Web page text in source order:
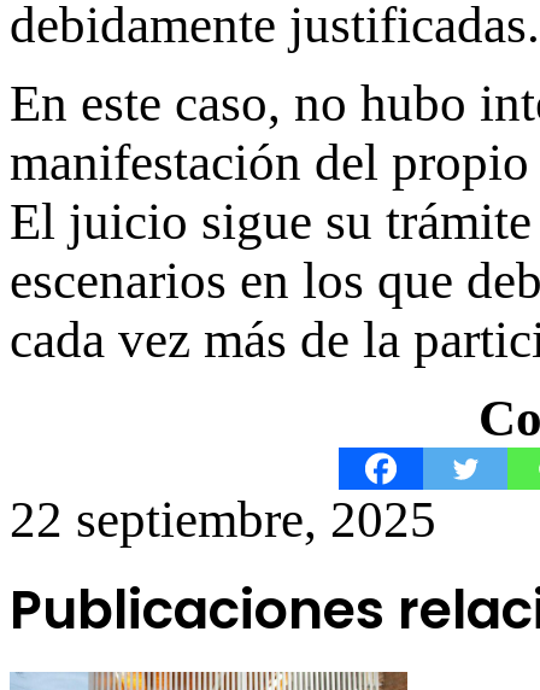
debidamente justificadas.
En este caso, no hubo
manifestación del
El juicio sigue su trámite
escenarios en los que
cada vez más de la
22 septiembre, 2025
Publicaciones